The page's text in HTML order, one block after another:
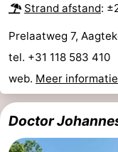
Haamstede
Natuur
van
Walcheren
Veere
-
Oranjezon
Oostkapelle
-
Strand afstand:
Prelaatweg 7,
tel. +31 118 583 410
web. Meer informatie
Doctor